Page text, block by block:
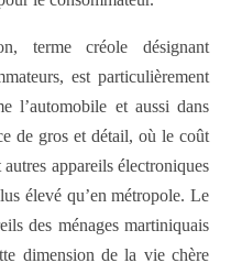
terme créole désignant
est particulièrement
l’automobile et aussi dans
de gros et détail, où le coût
appareils électroniques
élevé qu’en métropole. Le
des ménages martiniquais
dimension de la vie chère